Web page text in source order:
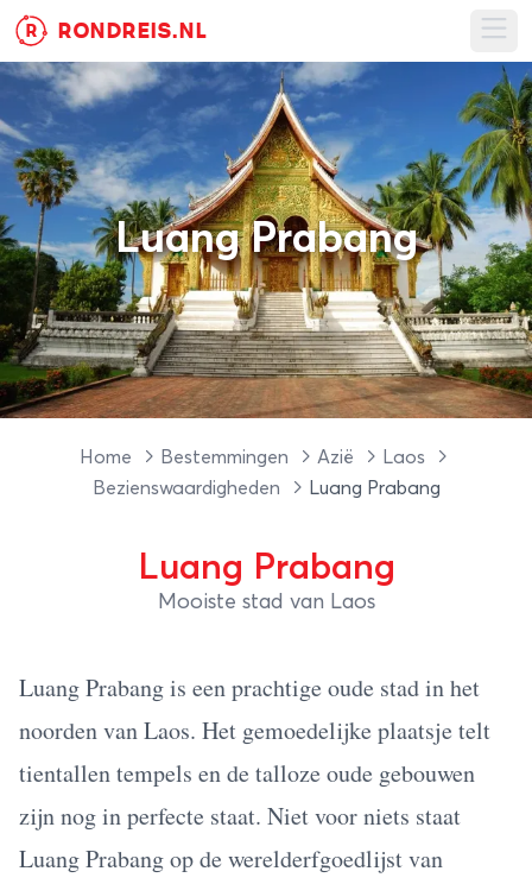
R RONDREIS.NL
Luang Prabang
Home Bestemmingen Azië
Laos
Bezienswaardigheden
Luang Prabang
Luang Prabang
Mooiste stad van Laos
Luang Prabang is een prachtige oude stad in het
noorden van Laos. Het gemoedelijke plaatsje telt
tientallen tempels en de talloze oude gebouwen
zijn nog in perfecte staat. Niet voor niets staat
Luang Prabang op de werelderfgoedlijst van